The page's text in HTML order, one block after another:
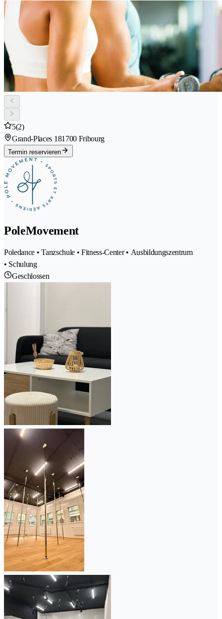
5(2)
Grand-Places 181700 Fribourg
Termin reservieren
PoleMovement
Poledance • Tanzschule • Fitness-Center • Ausbildungszentrum
• Schulung
Geschlossen